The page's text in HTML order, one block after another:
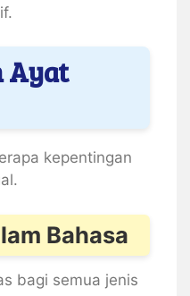
Ayat
kepentingan
Bahasa
bagi semua jenis